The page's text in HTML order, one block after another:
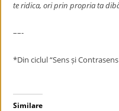
te ridica, ori prin propria ta
––-
*Din ciclul “Sens și
Similare